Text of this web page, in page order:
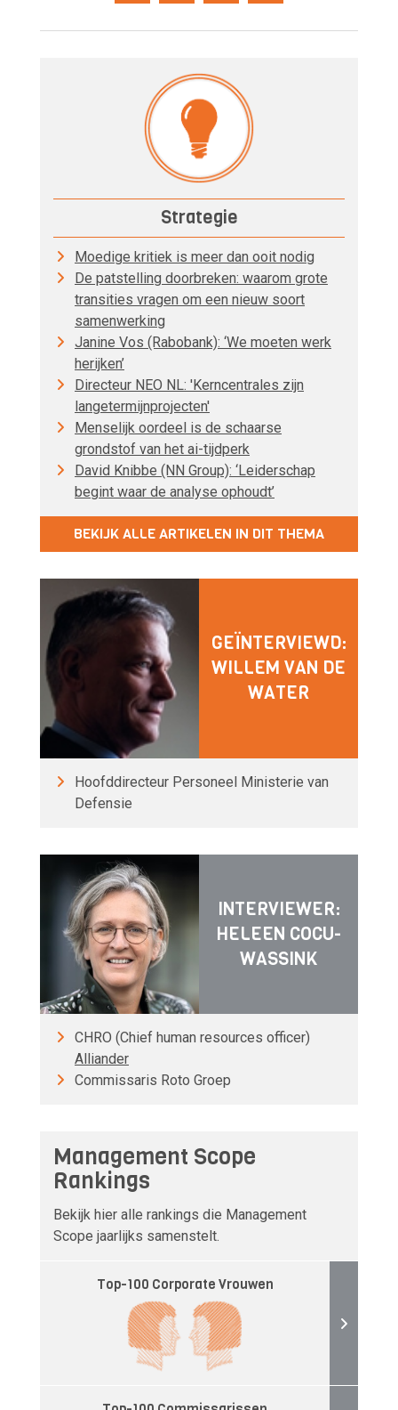
Strategie
Moedige kritiek is meer dan ooit nodig
De patstelling doorbreken: waarom grote
transities vragen om een nieuw soort
samenwerking
Janine Vos (Rabobank): ‘We moeten werk
herijken’
Directeur NEO NL: 'Kerncentrales zijn
langetermijnprojecten'
Menselijk oordeel is de schaarse
grondstof van het ai-tijdperk
David Knibbe (NN Group): ‘Leiderschap
begint waar de analyse ophoudt’
BEKIJK ALLE ARTIKELEN IN DIT THEMA
GEÏNTERVIEWD:
WILLEM VAN DE
WATER
Hoofddirecteur Personeel Ministerie van
Defensie
INTERVIEWER:
HELEEN COCU-
WASSINK
CHRO (Chief human resources officer)
Alliander
Commissaris Roto Groep
Management Scope
Rankings
Bekijk hier alle rankings die Management
Scope jaarlijks samenstelt.
Top-100 Corporate Vrouwen